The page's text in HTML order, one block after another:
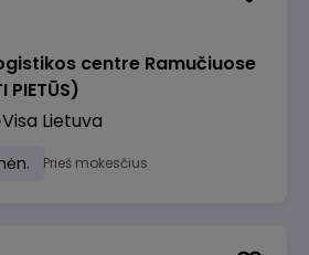
centre Ramučiuose
PIETŪS)
Visa Lietuva
Prieš mokesčius